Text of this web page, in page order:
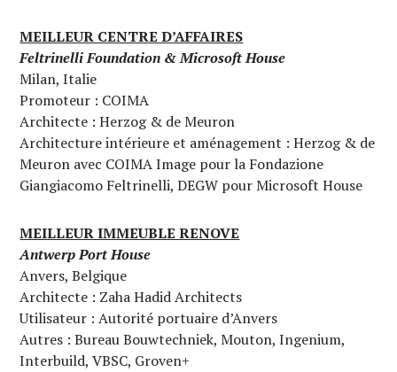
MEILLEUR CENTRE D’AFFAIRES
Feltrinelli Foundation & Microsoft House
Milan, Italie
Promoteur : COIMA
Architecte : Herzog & de Meuron
Architecture intérieure et aménagement : Herzog & de
Meuron avec COIMA Image pour la Fondazione
Giangiacomo Feltrinelli, DEGW pour Microsoft House
MEILLEUR IMMEUBLE RENOVE
Antwerp Port House
Anvers, Belgique
Architecte : Zaha Hadid Architects
Utilisateur : Autorité portuaire d’Anvers
Autres : Bureau Bouwtechniek, Mouton, Ingenium,
Interbuild, VBSC, Groven+